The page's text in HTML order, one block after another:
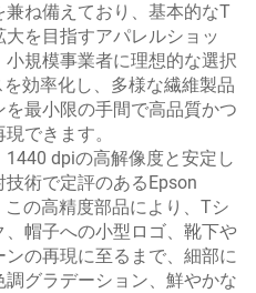
ね備えており、基本的なT
を目指すアパレルショッ
規模事業者に理想的な選択
効率化し、多様な繊維製品
最小限の手間で高品質かつ
できます。
dpiの高解像度と安定し
術で定評のあるEpson
の高精度部品により、Tシ
帽子への小型ロゴ、靴下や
の再現に至るまで、細部に
グラデーション、鮮やかな